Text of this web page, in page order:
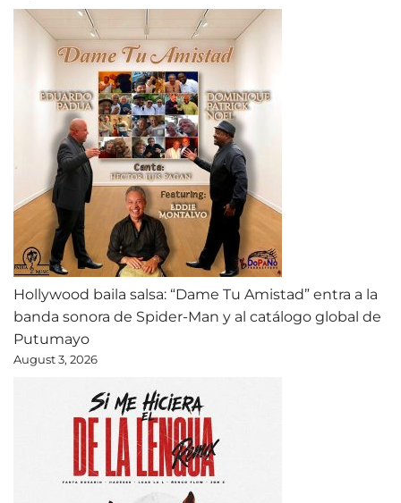
Hollywood baila salsa: “Dame Tu Amistad” entra a la
banda sonora de Spider-Man y al catálogo global de
Putumayo
August 3, 2026